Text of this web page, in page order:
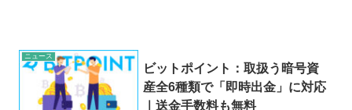
ニュース
ビットポイント：取扱う暗号資
産全6種類で「即時出金」に対応
｜送金手数料も無料